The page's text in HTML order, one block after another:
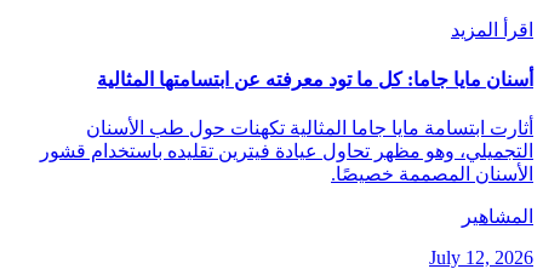
اقرأ المزيد
أسنان مايا جاما: كل ما تود معرفته عن ابتسامتها المثالية
أثارت ابتسامة مايا جاما المثالية تكهنات حول طب الأسنان
التجميلي، وهو مظهر تحاول عيادة فيترين تقليده باستخدام قشور
الأسنان المصممة خصيصًا.
المشاهير
July 12, 2026